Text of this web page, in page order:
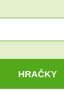
HRAČKY